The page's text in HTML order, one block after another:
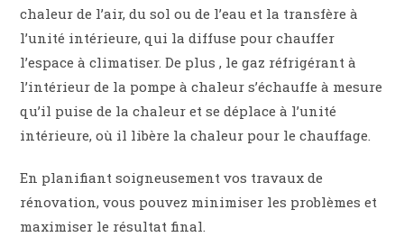
chaleur de l’air, du sol ou de l’eau et la transfère à
l’unité intérieure, qui la diffuse pour chauffer
l’espace à climatiser. De plus , le gaz réfrigérant à
l’intérieur de la pompe à chaleur s’échauffe à mesure
qu’il puise de la chaleur et se déplace à l’unité
intérieure, où il libère la chaleur pour le chauffage.
En planifiant soigneusement vos travaux de
rénovation, vous pouvez minimiser les problèmes et
maximiser le résultat final.